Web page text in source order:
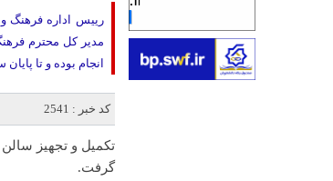
رييس اداره فرهنگ
مدیر کل محترم
انجام بوده و تا
کد خبر : 2541
گرفت.